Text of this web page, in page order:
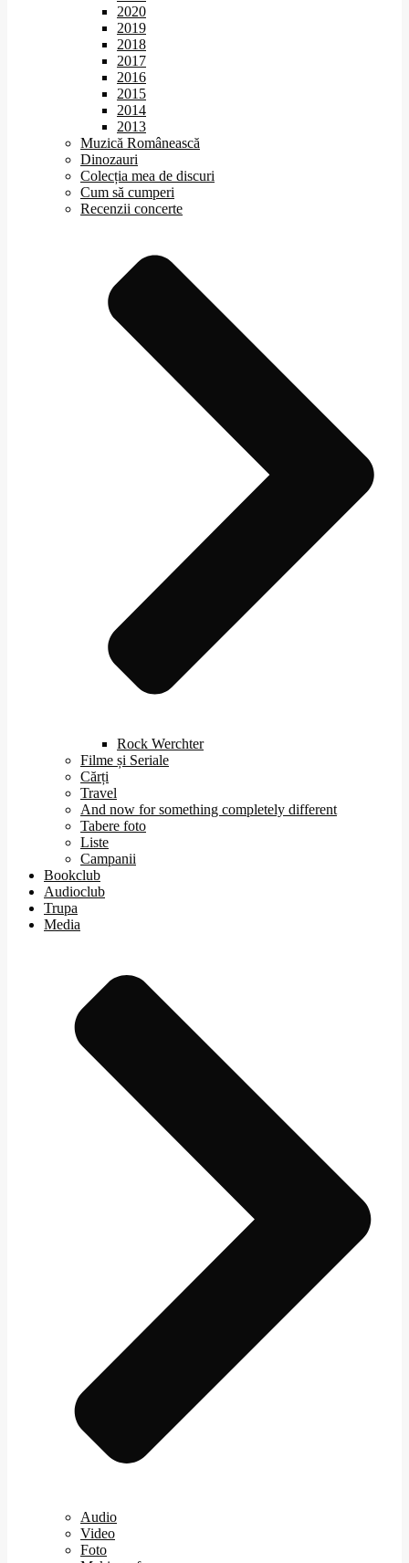
2020
2019
2018
2017
2016
2015
2014
2013
Muzică Românească
Dinozauri
Colecția mea de discuri
Cum să cumperi
Recenzii concerte
Rock Werchter
Filme și Seriale
Cărți
Travel
And now for something completely different
Tabere foto
Liste
Campanii
Bookclub
Audioclub
Trupa
Media
Audio
Video
Foto